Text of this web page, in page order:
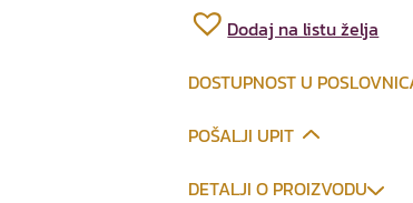
Dodaj na listu želja
DOSTUPNOST U
POŠALJI UPIT
DETALJI O PROIZVODU